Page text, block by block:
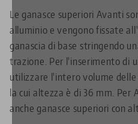
Le ganasce superiori Avanti
alluminio e vengono fissate
ganascia di base stringendo
trazione. Per l'inserimento di
utilizzare l'intero volume delle
la cui altezza è di 36 mm. Per
anche ganasce superiori con